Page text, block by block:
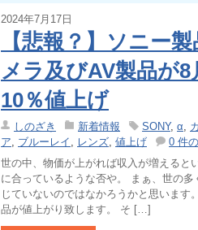
2024年7月17日
【悲報？】ソニー
メラ及びAV製品が
10％値上げ
しのざき 新着情報 SONY, α
ア
ブルーレイ レンズ 値上げ
0 件
世の中、物価が上がれば収入が増えると
に合っているような否や。 まぁ、世の
じていないのではなかろうかと思います
品が値上がり致します。 そ […]